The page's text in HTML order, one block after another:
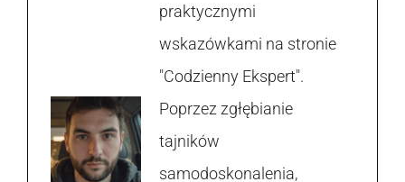
praktycznymi
wskazówkami na stronie
"Codzienny Ekspert".
Poprzez zgłębianie
tajników
samodoskonalenia,